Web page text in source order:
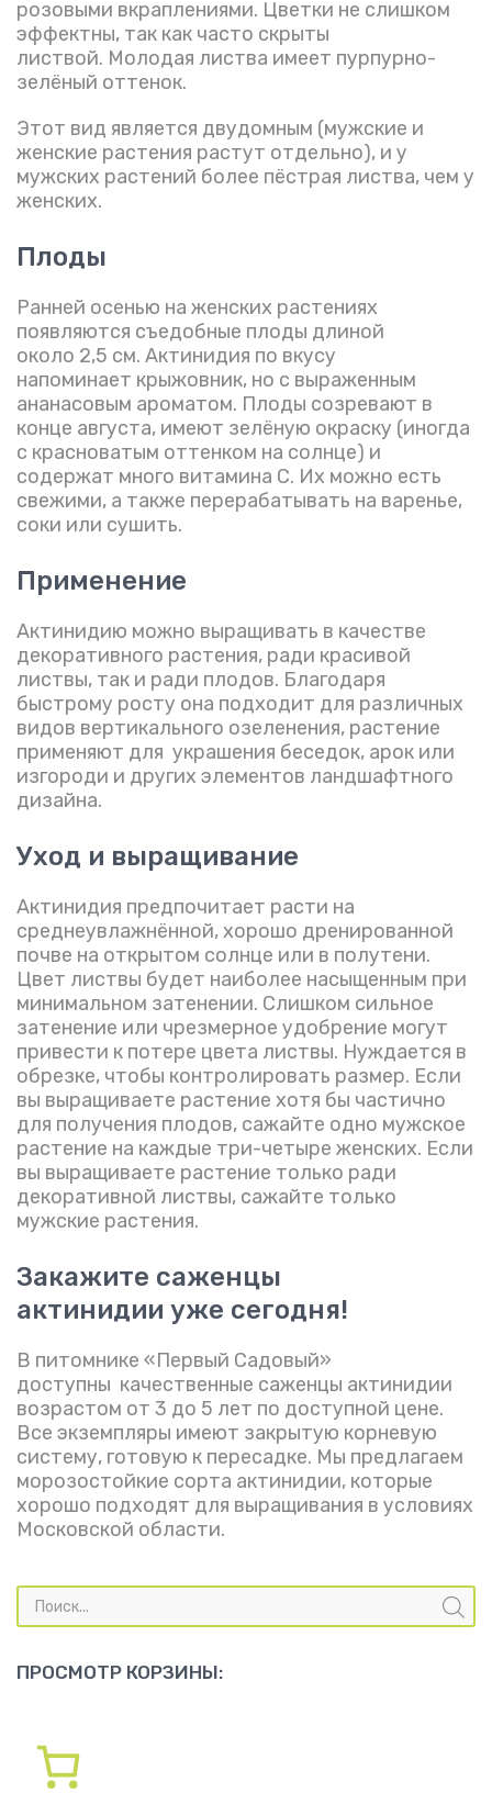
розовыми вкраплениями. Цветки не слишком
эффектны, так как часто скрыты
листвой. Молодая листва имеет пурпурно-
зелёный оттенок.
Этот вид является двудомным (мужские и
женские растения растут отдельно), и у
мужских растений более пёстрая листва, чем у
женских.
Плоды
Ранней осенью на женских растениях
появляются съедобные плоды длиной
около 2,5 см. Актинидия по вкусу
напоминает крыжовник, но с выраженным
ананасовым ароматом. Плоды созревают в
конце августа, имеют зелёную окраску (иногда
с красноватым оттенком на солнце) и
содержат много витамина С. Их можно есть
свежими, а также перерабатывать на варенье,
соки или сушить.
Применение
Актинидию можно выращивать в качестве
декоративного растения, ради красивой
листвы, так и ради плодов. Благодаря
быстрому росту она подходит для различных
видов вертикального озеленения, растение
применяют для украшения беседок, арок или
изгороди и других элементов ландшафтного
дизайна.
Уход и выращивание
Актинидия предпочитает расти на
среднеувлажнённой, хорошо дренированной
почве на открытом солнце или в полутени.
Цвет листвы будет наиболее насыщенным при
минимальном затенении. Слишком сильное
затенение или чрезмерное удобрение могут
привести к потере цвета листвы. Нуждается в
обрезке, чтобы контролировать размер. Если
вы выращиваете растение хотя бы частично
для получения плодов, сажайте одно мужское
растение на каждые три-четыре женских. Если
вы выращиваете растение только ради
декоративной листвы, сажайте только
мужские растения.
Закажите саженцы
актинидии уже сегодня!
В питомнике «Первый Садовый»
доступны качественные саженцы актинидии
возрастом от 3 до 5 лет по доступной цене.
Все экземпляры имеют закрытую корневую
систему, готовую к пересадке. Мы предлагаем
морозостойкие сорта актинидии, которые
хорошо подходят для выращивания в условиях
Московской области.
Поиск
товаров
ПРОСМОТР КОРЗИНЫ: